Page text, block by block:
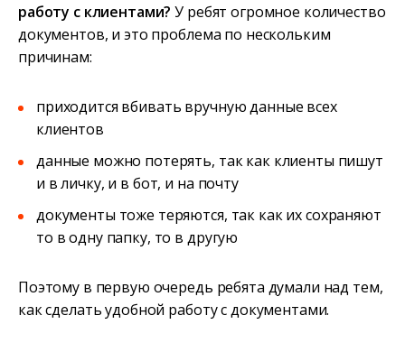
работу с клиентами?У ребят огромное количество
документов, и это проблема по нескольким
причинам:
приходится вбивать вручную данные всех
клиентов
данные можно потерять, так как клиенты пишут
и в личку, и в бот, и на почту
документы тоже теряются, так как их сохраняют
то в одну папку, то в другую
Поэтому в первую очередь ребята думали над тем,
как сделать удобной работу с документами.